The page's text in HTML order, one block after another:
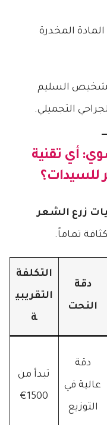
المادة المخدرة
السليم
التجميلي.
أي تقنية
للسيدات؟
زرع الشعر
تماماً.
دقة
النحت
التكلفة
التقريبي
ة
دقة
عالية في
التوزيع
تبدأ من
1500€